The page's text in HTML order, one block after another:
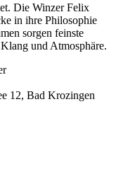
Die Winzer Felix
in ihre Philosophie
sorgen feinste
und Atmosphäre.
12, Bad Krozingen